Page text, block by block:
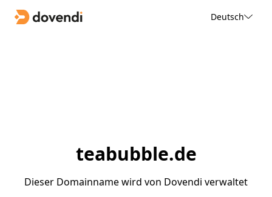
Deutsch
teabubble.de
Dieser Domainname wird von Dovendi verwaltet